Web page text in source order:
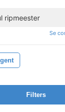
Se
Filters